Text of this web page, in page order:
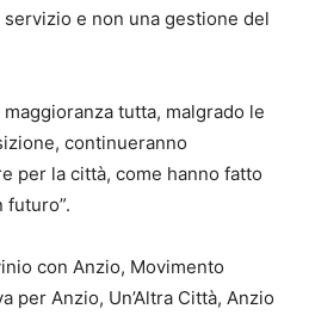
e non una gestione del
tutta, malgrado le
continueranno
per la città, come hanno fatto
futuro”.
con Anzio, Movimento
per Anzio, Un’Altra Città, Anzio